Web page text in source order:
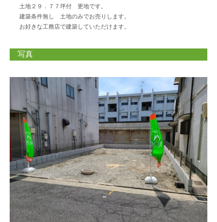
土地２９．７７坪付 更地です。
建築条件無し 土地のみでお売りします。
お好きな工務店で建築していただけます。
写真